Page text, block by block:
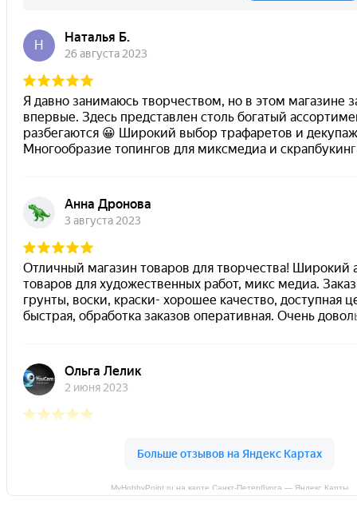
MyHobbyPoint.ru на карте Санкт‑Петербурга — Яндекс Карты